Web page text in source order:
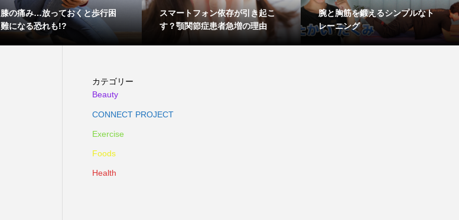
膝の痛み…放っておくと歩行困
難になる恐れも!?
スマートフォン依存が引き起こ
す？顎関節症患者急増の理由
腕と胸筋を鍛えるシンプルなト
レーニング
カテゴリー
Beauty
CONNECT PROJECT
Exercise
Foods
Health